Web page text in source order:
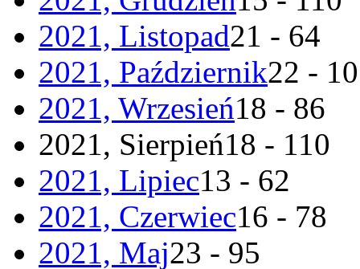
2021, Listopad21 - 64
2021, Październik22 -
2021, Wrzesień18 - 86
2021, Sierpień18 - 110
2021, Lipiec13 - 62
2021, Czerwiec16 - 78
2021, Maj23 - 95